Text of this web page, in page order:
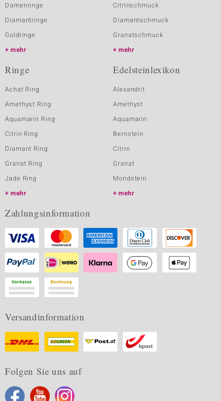
Damenringe
Diamantringe
Goldringe
mehr
Citrinschmuck
Diamantschmuck
Granatschmuck
mehr
Ringe
Achat Ring
Amethyst Ring
Aquamarin Ring
Citrin Ring
Diamant Ring
Granat Ring
Jade Ring
mehr
Edelsteinlexikon
Alexandrit
Amethyst
Aquamarin
Bernstein
Citrin
Granat
Mondstein
mehr
Zahlungsinformation
Versandinformation
Folgen Sie uns auf